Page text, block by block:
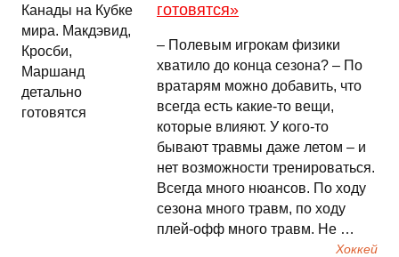
готовятся»
– Полевым игрокам физики
хватило до конца сезона? – По
вратарям можно добавить, что
всегда есть какие-то вещи,
которые влияют. У кого-то
бывают травмы даже летом – и
нет возможности тренироваться.
Всегда много нюансов. По ходу
сезона много травм, по ходу
плей-офф много травм. Не …
Хоккей